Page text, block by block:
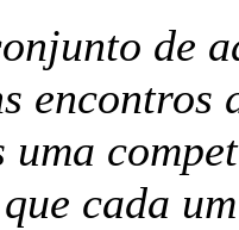
de
encontros
uma
cada